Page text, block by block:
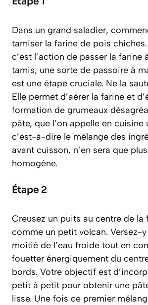
Dans un grand saladier,
tamiser la farine de pois
c’est l’action de passer la farine
tamis, une sorte de passoire à
est une étape cruciale. Ne la
Elle permet d’aérer la farine et
formation de grumeaux
pâte, que l’on appelle en cuisine
c’est-à-dire le mélange des
avant cuisson, n’en sera que
homogène.
Étape 2
Creusez un puits au centre de la
comme un petit volcan. Versez-
moitié de l’eau froide tout en
fouetter énergiquement du
bords. Votre objectif est
petit à petit pour obtenir une
lisse. Une fois ce premier